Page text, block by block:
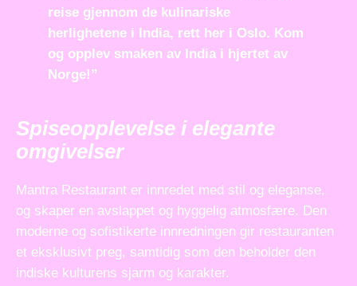
reise gjennom de kulinariske
herlighetene i India, rett her i Oslo. Kom
og opplev smaken av India i hjertet av
Norge!”
Spiseopplevelse i elegante
omgivelser
Mantra Restaurant er innredet med stil og eleganse,
og skaper en avslappet og hyggelig atmosfære. Den
moderne og sofistikerte innredningen gir restauranten
et eksklusivt preg, samtidig som den beholder den
indiske kulturens sjarm og karakter.